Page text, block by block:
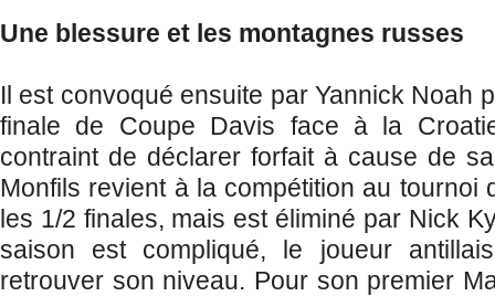
Une blessure et les montagnes russes
Il est convoqué ensuite par Yannick Noah
finale de Coupe Davis face à la
contraint de déclarer forfait à cause de
Monfils revient à la compétition au tournoi
les 1/2 finales, mais est éliminé par Nick
saison est compliqué, le joueur
retrouver son niveau. Pour son premier